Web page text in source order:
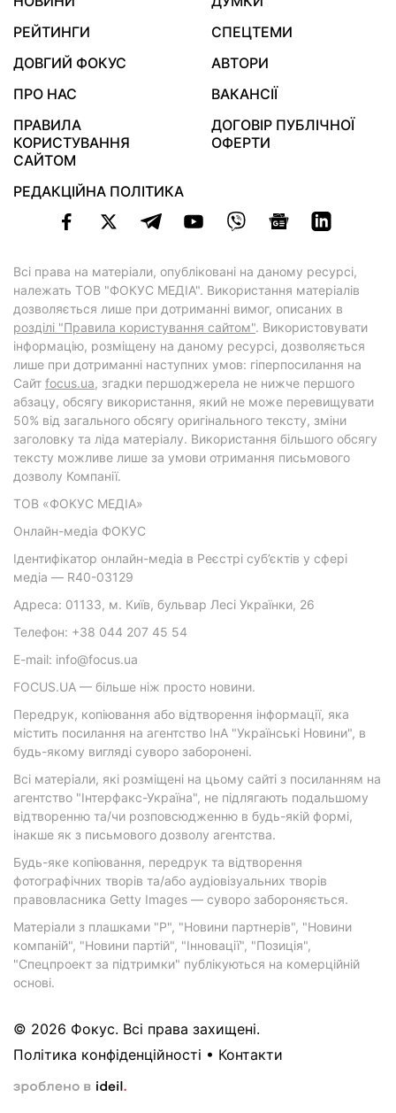
РЕЙТИНГИ
СПЕЦТЕМИ
ДОВГИЙ ФОКУС
АВТОРИ
ПРО НАС
ВАКАНСІЇ
ПРАВИЛА
КОРИСТУВАННЯ
САЙТОМ
ДОГОВІР ПУБЛІЧНОЇ
ОФЕРТИ
РЕДАКЦІЙНА ПОЛІТИКА
Всі права на матеріали, опубліковані на даному ресурсі,
належать ТОВ "ФОКУС МЕДІА". Використання матеріалів
дозволяється лише при дотриманні вимог, описаних в
розділі "Правила користування сайтом". Використовувати
інформацію, розміщену на даному ресурсі, дозволяється
лише при дотриманні наступних умов: гіперпосилання на
Cайт focus.ua, згадки першоджерела не нижче першого
абзацу, обсягу використання, який не може перевищувати
50% від загального обсягу оригінального тексту, зміни
заголовку та ліда матеріалу. Використання більшого обсягу
тексту можливе лише за умови отримання письмового
дозволу Компанії.
ТОВ «ФОКУС МЕДІА»
Онлайн-медіа ФОКУС
Ідентифікатор онлайн-медіа в Реєстрі суб’єктів у сфері
медіа — R40-03129
Адреса: 01133, м. Київ, бульвар Лесі Українки, 26
Телефон: +38 044 207 45 54
E-mail: info@focus.ua
FOCUS.UA — більше ніж просто новини.
Передрук, копіювання або відтворення інформації, яка
містить посилання на агентство ІнА "Українські Новини", в
будь-якому вигляді суворо заборонені.
Всі матеріали, які розміщені на цьому сайті з посиланням на
агентство "Інтерфакс-Україна", не підлягають подальшому
відтворенню та/чи розповсюдженню в будь-якій формі,
інакше як з письмового дозволу агентства.
Будь-яке копіювання, передрук та відтворення
фотографічних творів та/або аудіовізуальних творів
правовласника Getty Images — суворо забороняється.
Матеріали з плашками "Р", "Новини партнерів", "Новини
компаній", "Новини партій", "Інновації", "Позиція",
"Спецпроект за підтримки" публікуються на комерційній
основі.
© 2026 Фокус. Всі права захищені.
Політика конфіденційності • Контакти